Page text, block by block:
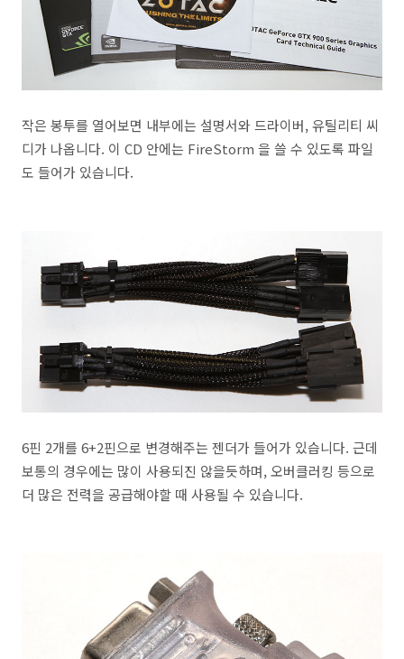
작은 봉투를 열어보면 내부에는 설명서와 드라이버, 유틸리티 씨
디가 나옵니다. 이 CD 안에는 FireStorm 을 쓸 수 있도록 파일
도 들어가 있습니다.
6핀 2개를 6+2핀으로 변경해주는 젠더가 들어가 있습니다. 근데
보통의 경우에는 많이 사용되진 않을듯하며, 오버클러킹 등으로
더 많은 전력을 공급해야할 때 사용될 수 있습니다.